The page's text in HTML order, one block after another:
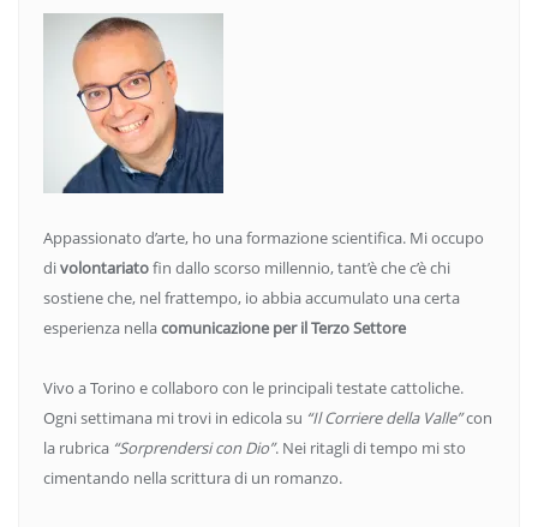
Appassionato d’arte, ho una formazione scientifica. Mi occupo
divolontariatofin dallo scorso millennio, tant’è che c’è chi
sostiene che, nel frattempo, io abbia accumulato una certa
esperienza nellacomunicazione per il Terzo Settore
Vivo a Torino e collaboro con le principali testate cattoliche.
Ogni settimana mi trovi in edicola su “Il Corriere della Valle”con
la rubrica “Sorprendersi con Dio”. Nei ritagli di tempo mi sto
cimentando nella scrittura di un romanzo.